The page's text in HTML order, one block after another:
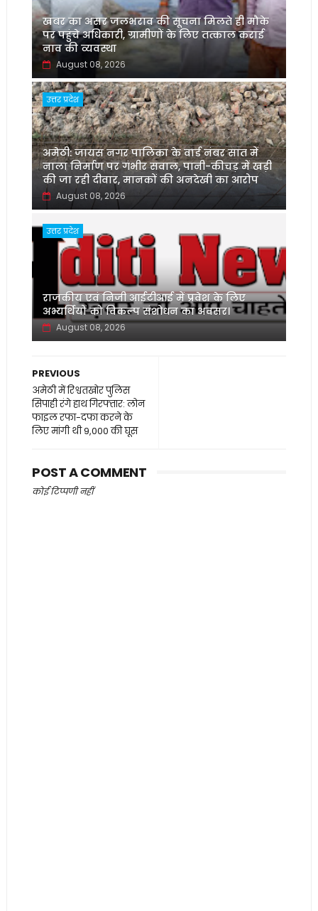
खबर का असर जलभराव की सूचना मिलते ही मौके
पर पहुंचे अधिकारी, ग्रामीणों के लिए तत्काल कराई
नाव की व्यवस्था
August 08, 2026
उत्तर प्रदेश
अमेठी: जायस नगर पालिका के वार्ड नंबर सात में
नाला निर्माण पर गंभीर सवाल, पानी-कीचड़ में खड़ी
की जा रही दीवार, मानकों की अनदेखी का आरोप
August 08, 2026
उत्तर प्रदेश
‌राजकीय एवं निजी आईटीआई में प्रवेश के लिए
अभ्यर्थियों को विकल्प संशोधन का अवसर।
August 08, 2026
PREVIOUS
अमेठी में रिश्वतखोर पुलिस
सिपाही रंगे हाथ गिरफ्तार: लोन
फाइल रफा-दफा करने के
लिए मांगी थी 9,000 की घूस
POST A COMMENT
कोई टिप्पणी नहीं